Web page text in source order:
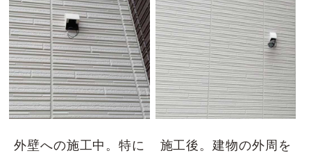
外壁への施工中。特に
施工後。建物の外周を